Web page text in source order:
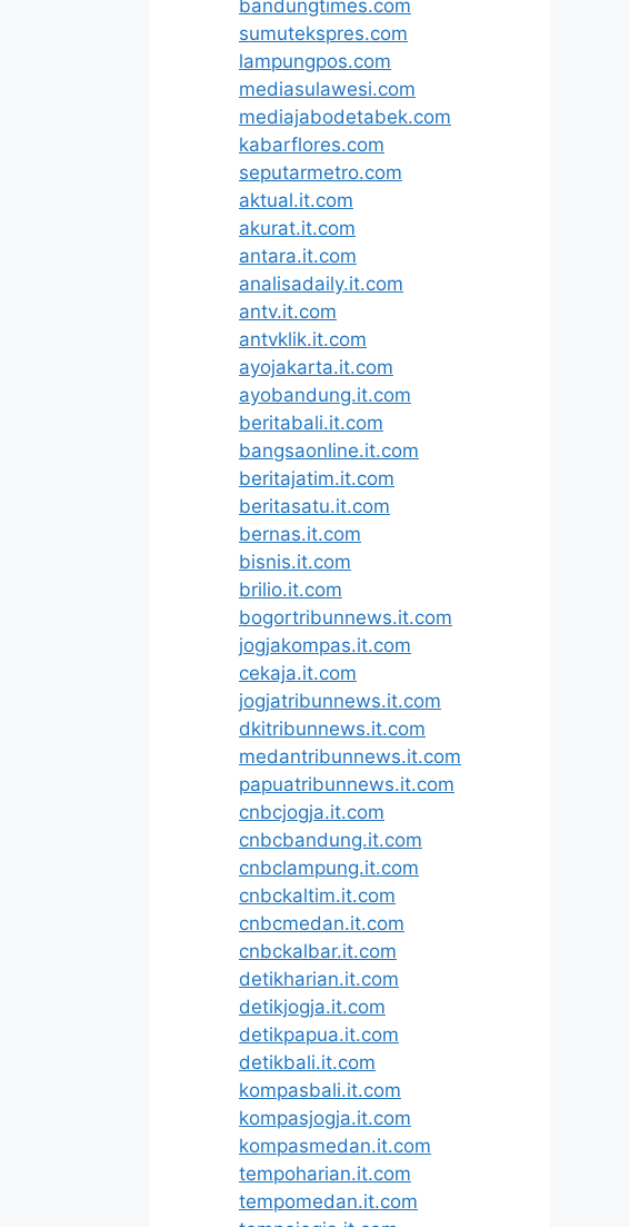
bandungtimes.com
sumutekspres.com
lampungpos.com
mediasulawesi.com
mediajabodetabek.com
kabarflores.com
seputarmetro.com
aktual.it.com
akurat.it.com
antara.it.com
analisadaily.it.com
antv.it.com
antvklik.it.com
ayojakarta.it.com
ayobandung.it.com
beritabali.it.com
bangsaonline.it.com
beritajatim.it.com
beritasatu.it.com
bernas.it.com
bisnis.it.com
brilio.it.com
bogortribunnews.it.com
jogjakompas.it.com
cekaja.it.com
jogjatribunnews.it.com
dkitribunnews.it.com
medantribunnews.it.com
papuatribunnews.it.com
cnbcjogja.it.com
cnbcbandung.it.com
cnbclampung.it.com
cnbckaltim.it.com
cnbcmedan.it.com
cnbckalbar.it.com
detikharian.it.com
detikjogja.it.com
detikpapua.it.com
detikbali.it.com
kompasbali.it.com
kompasjogja.it.com
kompasmedan.it.com
tempoharian.it.com
tempomedan.it.com